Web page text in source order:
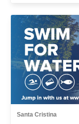
Santa Cristina